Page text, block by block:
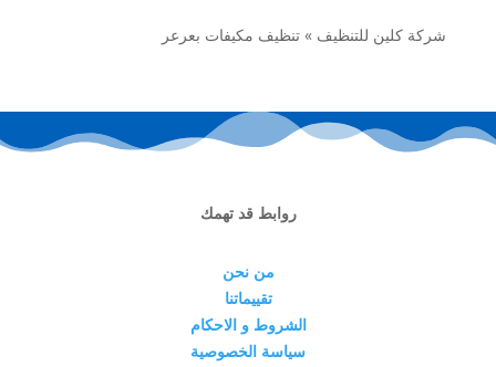
شركة كلين للتنظيف » تنظيف مكيفات بعرعر
روابط قد تهمك
من نحن
تقييماتنا
الشروط و الاحكام
سياسة الخصوصية